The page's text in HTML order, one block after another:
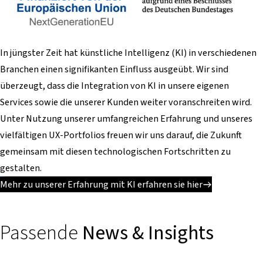
In jüngster Zeit hat künstliche Intelligenz (KI) in verschiedenen
Branchen einen signifikanten Einfluss ausgeübt. Wir sind
überzeugt, dass die Integration von KI in unsere eigenen
Services sowie die unserer Kunden weiter voranschreiten wird.
Unter Nutzung unserer umfangreichen Erfahrung und unseres
vielfältigen UX-Portfolios freuen wir uns darauf, die Zukunft
gemeinsam mit diesen technologischen Fortschritten zu
gestalten.
Mehr zu unserer Erfahrung mit KI erfahren sie hier
Passende News & Insights